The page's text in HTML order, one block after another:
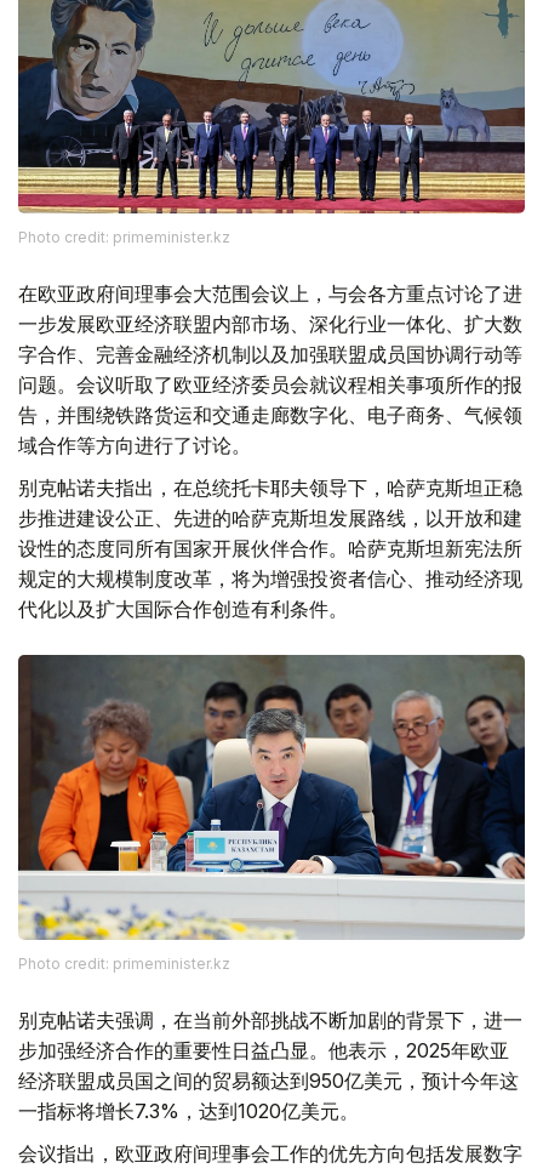
Photo credit: primeminister.kz
在欧亚政府间理事会大范围会议上，与会各方重点讨论了进
一步发展欧亚经济联盟内部市场、深化行业一体化、扩大数
字合作、完善金融经济机制以及加强联盟成员国协调行动等
问题。会议听取了欧亚经济委员会就议程相关事项所作的报
告，并围绕铁路货运和交通走廊数字化、电子商务、气候领
域合作等方向进行了讨论。
别克帖诺夫指出，在总统托卡耶夫领导下，哈萨克斯坦正稳
步推进建设公正、先进的哈萨克斯坦发展路线，以开放和建
设性的态度同所有国家开展伙伴合作。哈萨克斯坦新宪法所
规定的大规模制度改革，将为增强投资者信心、推动经济现
代化以及扩大国际合作创造有利条件。
Photo credit: primeminister.kz
别克帖诺夫强调，在当前外部挑战不断加剧的背景下，进一
步加强经济合作的重要性日益凸显。他表示，2025年欧亚
经济联盟成员国之间的贸易额达到950亿美元，预计今年这
一指标将增长7.3%，达到1020亿美元。
会议指出，欧亚政府间理事会工作的优先方向包括发展数字